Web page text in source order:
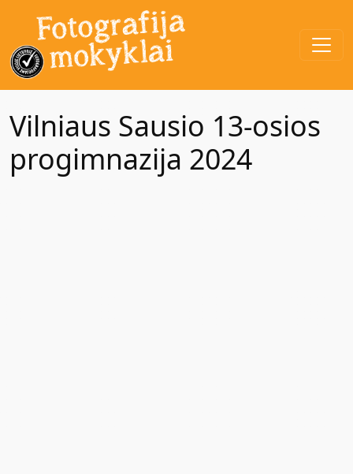
Vilniaus Sausio 13-osios
progimnazija 2024